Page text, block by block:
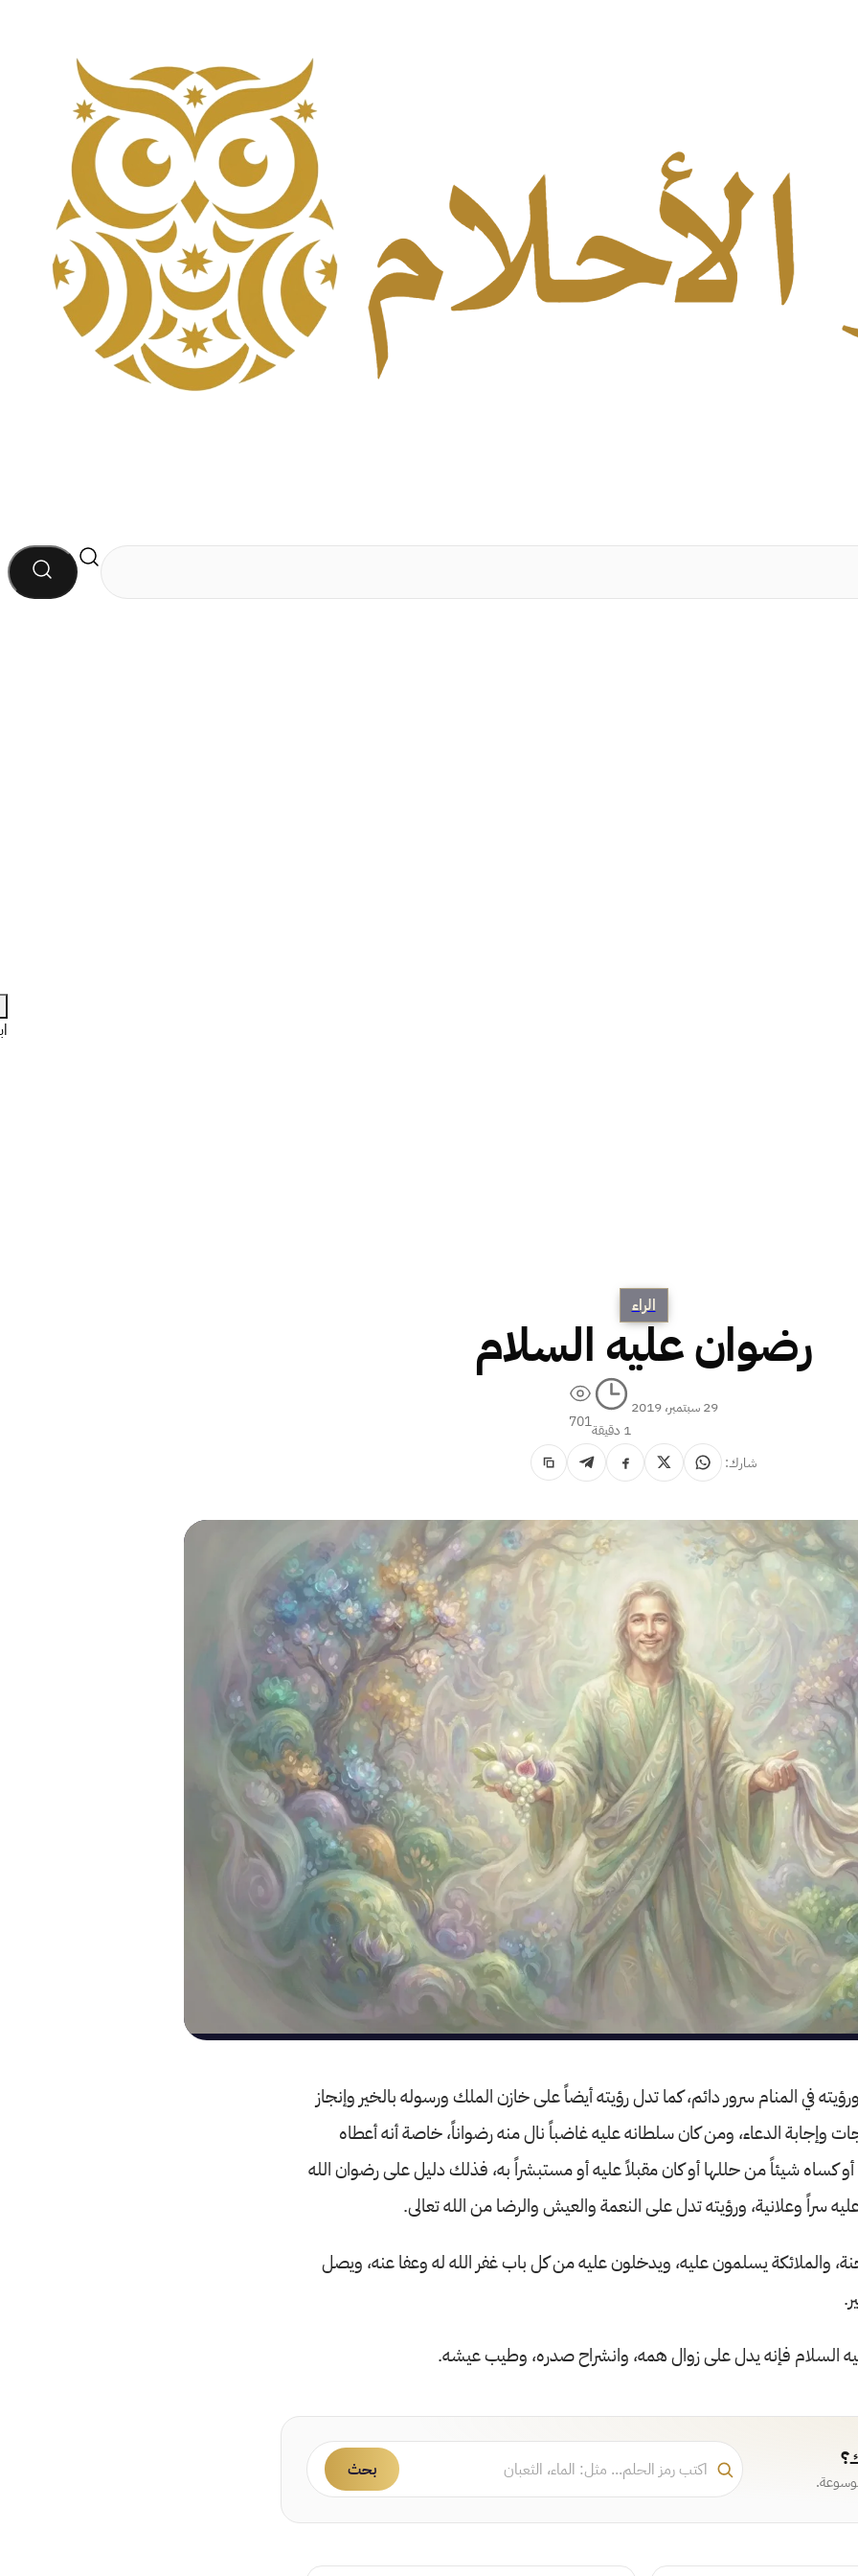
الراء
رضوان عليه السلام
29 سبتمبر، 2019
1 دقيقة
701
شارك:
في المنام سرور دائم، كما تدل رؤيته أيضاً على خازن الملك ورسوله بالخير وإنجاز
وإجابة الدعاء، ومن كان سلطانه عليه غاضباً نال منه رضواناً، خاصة أنه أعطاه
كساه شيئاً من حللها أو كان مقبلاً عليه أو مستبشراً به، فذلك دليل على رضوان الله
سراً وعلانية، ورؤيته تدل على النعمة والعيش والرضا من الله تعالى.
والملائكة يسلمون عليه، ويدخلون عليه من كل باب غفر الله له وعفا عنه، ويصل
السلام فإنه يدل على زوال همه، وانشراح صدره، وطيب عيشه.
بحث